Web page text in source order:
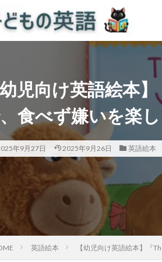
幼児向け英語絵本
食べず嫌いを楽
年9月27日 2025年9月26日 英語絵本
英語絵本 【幼児向け英語絵本】『